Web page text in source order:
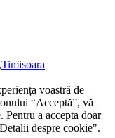
,Timisoara
voastră de
“Acceptă”, vă
a accepta doar
despre cookie".